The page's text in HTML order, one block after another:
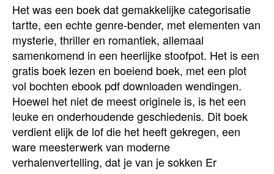
Het was een boek dat gemakkelijke categorisatie
tartte, een echte genre-bender, met elementen van
mysterie, thriller en romantiek, allemaal
samenkomend in een heerlijke stoofpot. Het is een
gratis boek lezen en boeiend boek, met een plot
vol bochten ebook pdf downloaden wendingen.
Hoewel het niet de meest originele is, is het een
leuke en onderhoudende geschiedenis. Dit boek
verdient elijk de lof die het heeft gekregen, een
ware meesterwerk van moderne
verhalenvertelling, dat je van je sokken Er